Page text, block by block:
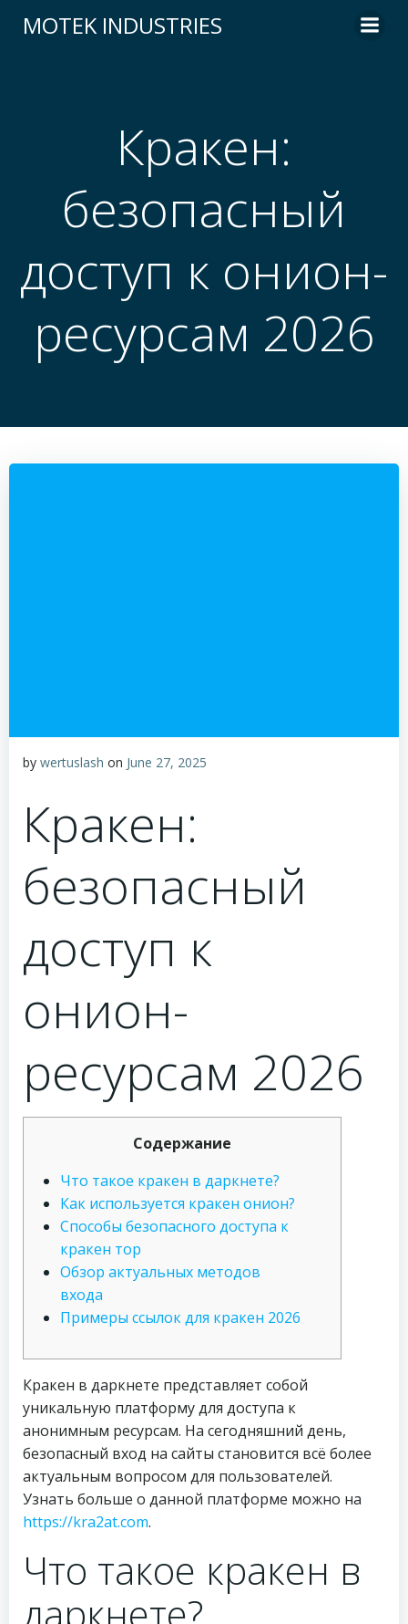
to
MOTEK INDUSTRIES
Кракен:
безопасный
доступ к онион-
ресурсам 2026
by wertuslash on June 27, 2025
Кракен:
безопасный
доступ к
онион-
ресурсам 2026
Содержание
Что такое кракен в даркнете?
Как используется кракен онион?
Способы безопасного доступа к
кракен тор
Обзор актуальных методов
входа
Примеры ссылок для кракен 2026
Кракен в даркнете представляет собой
уникальную платформу для доступа к
анонимным ресурсам. На сегодняшний день,
безопасный вход на сайты становится всё более
актуальным вопросом для пользователей.
Узнать больше о данной платформе можно на
https://kra2at.com.
Что такое кракен в
даркнете?